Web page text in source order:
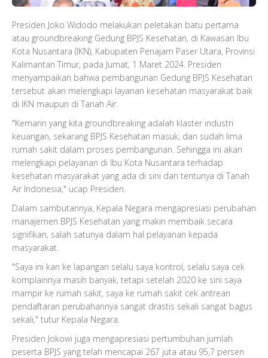
Presiden Joko Widodo melakukan peletakan batu pertama
atau groundbreaking Gedung BPJS Kesehatan, di Kawasan Ibu
Kota Nusantara (IKN), Kabupaten Penajam Paser Utara, Provinsi
Kalimantan Timur, pada Jumat, 1 Maret 2024. Presiden
menyampaikan bahwa pembangunan Gedung BPJS Kesehatan
tersebut akan melengkapi layanan kesehatan masyarakat baik
di IKN maupun di Tanah Air.
"Kemarin yang kita groundbreaking adalah klaster industri
keuangan, sekarang BPJS Kesehatan masuk, dan sudah lima
rumah sakit dalam proses pembangunan. Sehingga ini akan
melengkapi pelayanan di Ibu Kota Nusantara terhadap
kesehatan masyarakat yang ada di sini dan tentunya di Tanah
Air Indonesia," ucap Presiden.
Dalam sambutannya, Kepala Negara mengapresiasi perubahan
manajemen BPJS Kesehatan yang makin membaik secara
signifikan, salah satunya dalam hal pelayanan kepada
masyarakat.
"Saya ini kan ke lapangan selalu saya kontrol, selalu saya cek
komplainnya masih banyak, tetapi setelah 2020 ke sini saya
mampir ke rumah sakit, saya ke rumah sakit cek antrean
pendaftaran perubahannya sangat drastis sekali sangat bagus
sekali," tutur Kepala Negara.
Presiden Jokowi juga mengapresiasi pertumbuhan jumlah
peserta BPJS yang telah mencapai 267 juta atau 95,7 persen